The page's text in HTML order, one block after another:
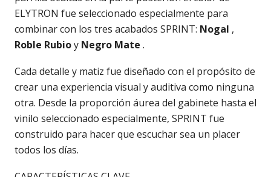
ELYTRON fue seleccionado especialmente para
combinar con los tres acabados SPRINT: Nogal ,
Roble Rubioy Negro Mate .
Cada detalle y matiz fue diseñado con el propósito de
crear una experiencia visual y auditiva como ninguna
otra. Desde la proporción áurea del gabinete hasta el
vinilo seleccionado especialmente, SPRINT fue
construido para hacer que escuchar sea un placer
todos los días.